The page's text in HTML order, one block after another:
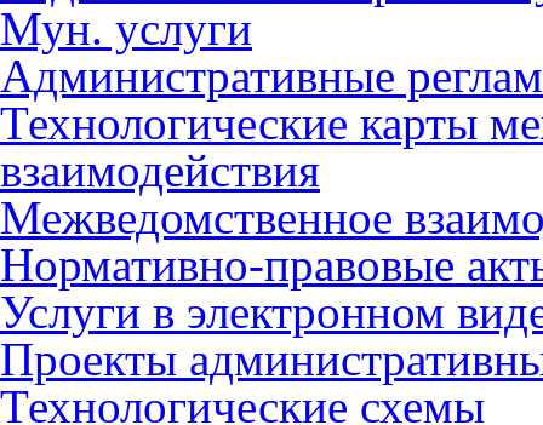
Мун. услуги
Административные
Технологические карты
взаимодействия
Межведомственное
Нормативно-правовые
Услуги в электронном
Проекты
Технологические схемы